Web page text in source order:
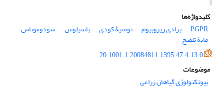
کلیدواژه‌ها
PGPR
برادی ریزوبیوم توصیۀ کودی باسیلوس سودوموناس
مایۀ تلقیح
20.1001.1.20084811.1395.47.4.13.0
موضوعات
بیوتکنولوژی گیاهان زراعی